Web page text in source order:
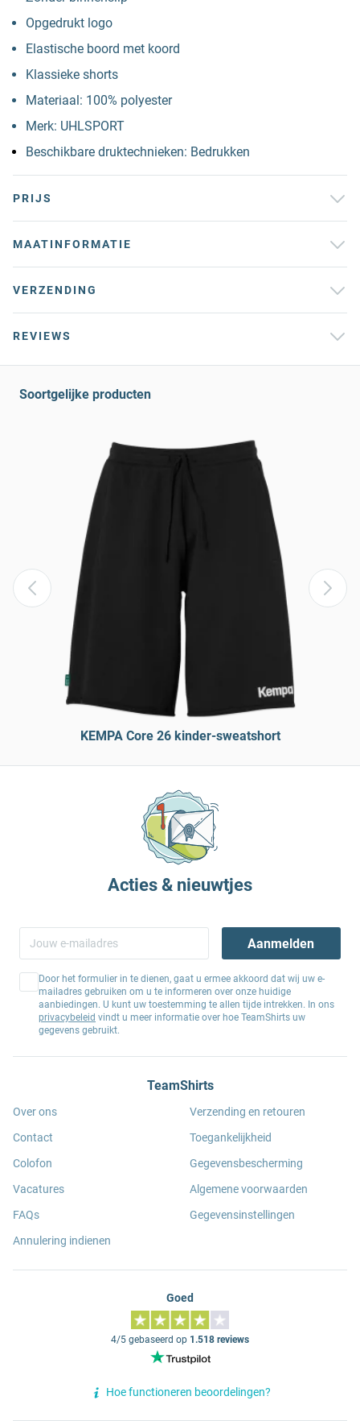
Opgedrukt logo
Elastische boord met koord
Klassieke shorts
Materiaal: 100% polyester
Merk: UHLSPORT
Beschikbare druktechnieken: Bedrukken
PRIJS
MAATINFORMATIE
VERZENDING
REVIEWS
Soortgelijke producten
KEMPA Core 26 kinder-sweatshort
Acties & nieuwtjes
Aanmelden
Door het formulier in te dienen, gaat u ermee akkoord dat wij uw e-
mailadres gebruiken om u te informeren over onze huidige
aanbiedingen. U kunt uw toestemming te allen tijde intrekken. In ons
privacybeleid vindt u meer informatie over hoe TeamShirts uw
gegevens gebruikt.
TeamShirts
Over ons
Contact
Colofon
Vacatures
FAQs
Annulering indienen
Verzending en retouren
Toegankelijkheid
Gegevensbescherming
Algemene voorwaarden
Gegevensinstellingen
Goed
4/5 gebaseerd op 1.518 reviews
Hoe functioneren beoordelingen?